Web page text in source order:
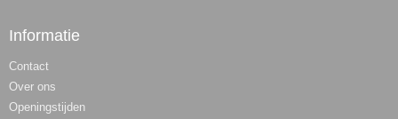
Informatie
Contact
Over ons
Openingstijden